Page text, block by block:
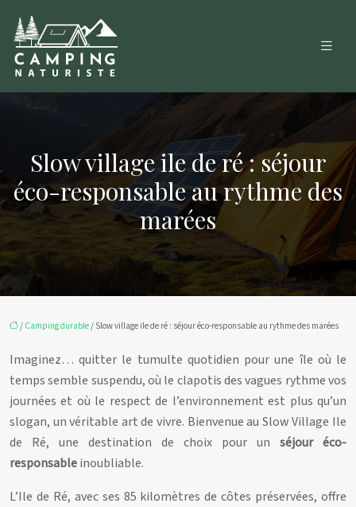
Slow village ile de ré : séjour
éco-responsable au rythme des
marées
/ Camping durable/ Slow village ile de ré : séjour éco-responsable au rythme des marées
Imaginez… quitter le tumulte quotidien pour une île où le
temps semble suspendu, où le clapotis des vagues rythme vos
journées et où le respect de l’environnement est plus qu’un
slogan, un véritable art de vivre. Bienvenue au Slow Village Ile
de Ré, une destination de choix pour un séjour éco-
responsableinoubliable.
L’Ile de Ré, avec ses 85 kilomètres de côtes préservées, offre